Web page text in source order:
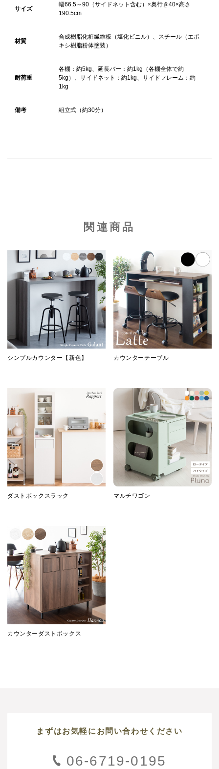
サイズ
幅66.5～90（サイドネット含む）×奥行き40×高さ
190.5cm
材質
合成樹脂化粧繊維板（塩化ビニル）、スチール（エポ
キシ樹脂粉体塗装）
耐荷重
各棚：約5kg、延長バー：約1kg（各棚全体で約
5kg）、サイドネット：約1kg、サイドフレーム：約
1kg
備考 組立式（約30分）
関連商品
シンプルカウンター【新色】 カウンターテーブル
ダストボックスラック マルチワゴン
カウンターダストボックス
まずはお気軽にお問い合わせください
06-6719-0195